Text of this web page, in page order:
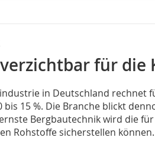
für die
in Deutschland rechnet
bis 15 %. Die Branche blickt
Bergbautechnik wird die
Rohstoffe sicherstellen können.